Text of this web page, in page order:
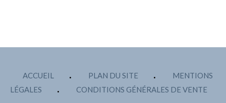
ACCUEIL PLAN DU SITE
MENTIONS
LÉGALES
CONDITIONS GÉNÉRALES DE VENTE